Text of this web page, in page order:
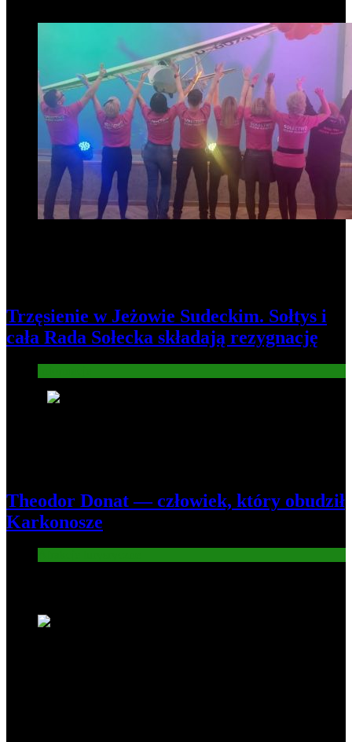
Trzęsienie w Jeżowie Sudeckim. Sołtys i
cała Rada Sołecka składają rezygnację
Theodor Donat — człowiek, który obudził
Karkonosze